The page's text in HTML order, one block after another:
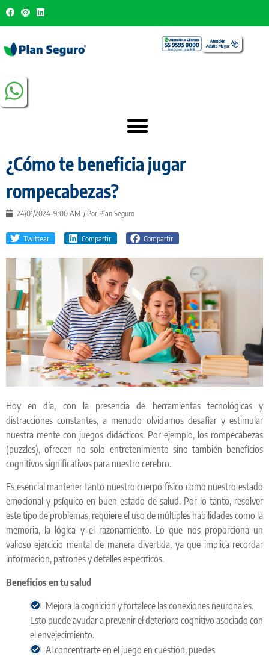
¿Cómo te beneficia jugar
rompecabezas?
24/01/2024 9:00 AM / Por Plan Seguro
Twittear Compartir Compartir
Hoy en día, con la presencia de herramientas tecnológicas y
distracciones constantes, a menudo olvidamos desafiar y estimular
nuestra mente con juegos didácticos. Por ejemplo, los rompecabezas
(puzzles), ofrecen no solo entretenimiento sino también beneficios
cognitivos significativos para nuestro cerebro.
Es esencial mantener tanto nuestro cuerpo físico como nuestro estado
emocional y psíquico en buen estado de salud. Por lo tanto, resolver
este tipo de problemas, requiere el uso de múltiples habilidades como la
memoria, la lógica y el razonamiento. Lo que nos proporciona un
valioso ejercicio mental de manera divertida, ya que implica recordar
información, patrones y detalles específicos.
Beneficios en tu salud
Mejora la cognición y fortalece las conexiones neuronales.
Esto puede ayudar a prevenir el deterioro cognitivo asociado con
el envejecimiento.
Al concentrarte en el juego en cuestión, puedes